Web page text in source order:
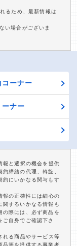
るため、最新情報は
い場合がございま
ーナー
ナー
報と選択の機会を提供
締結の代理、斡旋、
約にいかなる関与もす
報の正確性には細心の
関するいかなる情報も
の際には、必ず商品を
自身でご確認下さ
れる商品やサービス等
品等を提供する事業者